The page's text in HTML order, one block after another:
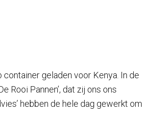
geladen voor Kenya. In de
Rooi Pannen’, dat zij ons ons
hebben de hele dag gewerkt om